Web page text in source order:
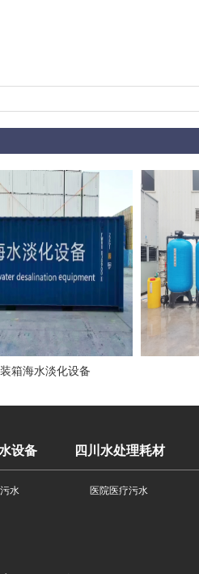
箱海水淡化设备
设备 四川水处理耗材
水
医院医疗污水